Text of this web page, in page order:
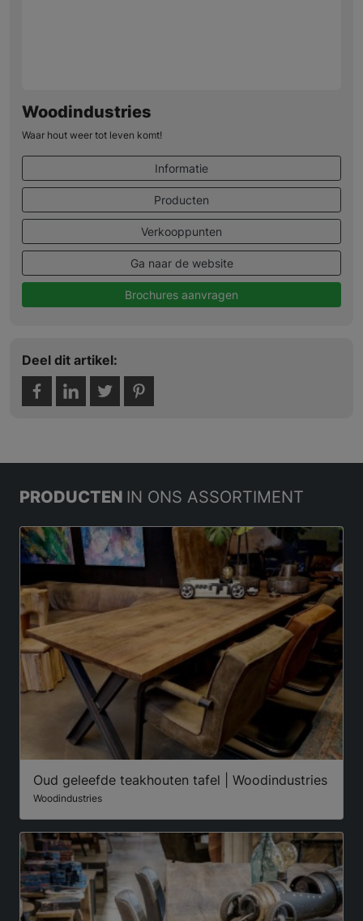
Woodindustries
Waar hout weer tot leven komt!
Informatie
Producten
Verkooppunten
Ga naar de website
Brochures aanvragen
Deel dit artikel:
PRODUCTEN IN ONS ASSORTIMENT
Oud geleefde teakhouten tafel | Woodindustries
Woodindustries